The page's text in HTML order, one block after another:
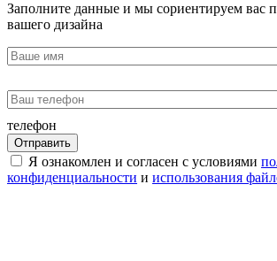
Заполните данные и мы сориентируем вас
вашего дизайна
телефон
Я ознакомлен и согласен с условиями
конфиденциальности и использования